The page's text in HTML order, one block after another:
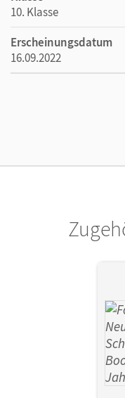
10. Klasse
Erscheinungsdatum
16.09.2022